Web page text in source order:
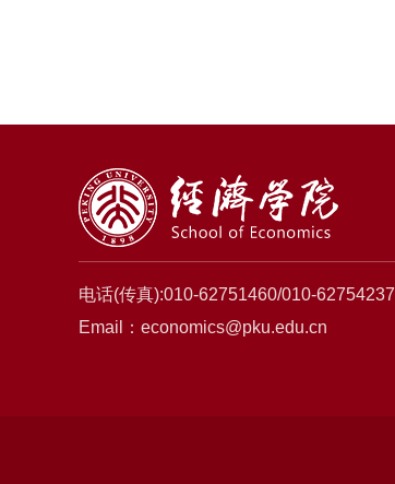
电话(传真):010-62751460/010-62754237
Email：economics@pku.edu.cn